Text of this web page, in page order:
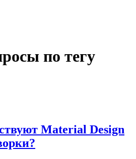
по тегу
Material Design